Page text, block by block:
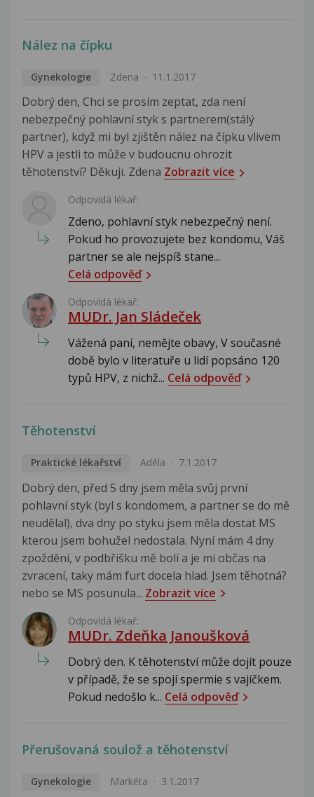
Nález na čípku
Gynekologie Zdena 11.1.2017
Dobrý den, Chci se prosím zeptat, zda není
nebezpečný pohlavní styk s partnerem(stálý
partner), když mi byl zjištěn nález na čípku vlivem
HPV a jestli to může v budoucnu ohrozit
těhotenství? Děkuji. Zdena Zobrazit více
Odpovídá lékař:
Zdeno, pohlavní styk nebezpečný není.
Pokud ho provozujete bez kondomu, Váš
partner se ale nejspíš stane...
Celá odpověď
Odpovídá lékař:
MUDr. Jan Sládeček
Vážená paní, nemějte obavy, V současné
době bylo v literatuře u lidí popsáno 120
typů HPV, z nichž... Celá odpověď
Těhotenství
Praktické lékařství Adéla 7.1.2017
Dobrý den, před 5 dny jsem měla svůj první
pohlavní styk (byl s kondomem, a partner se do mě
neudělal), dva dny po styku jsem měla dostat MS
kterou jsem bohužel nedostala. Nyní mám 4 dny
zpoždění, v podbříšku mě bolí a je mi občas na
zvracení, taky mám furt docela hlad. Jsem těhotná?
nebo se MS posunula... Zobrazit více
Odpovídá lékař:
MUDr. Zdeňka Janoušková
Dobrý den. K těhotenství může dojít pouze
v případě, že se spojí spermie s vajíčkem.
Pokud nedošlo k... Celá odpověď
Přerušovaná soulož a těhotenství
Gynekologie Markéta 3.1.2017